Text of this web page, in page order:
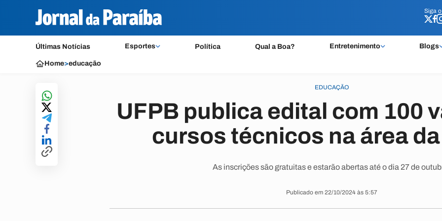
Siga o
Últimas Notícias Esportes Política Qual a Boa? Entretenimento Blogs
Siga o
Home>educação
EDUCAÇÃO
UFPB publica edital com 100
cursos técnicos na área
As inscrições são gratuitas e estarão abertas até o dia 27 de
Publicado em 22/10/2024 às 5:57